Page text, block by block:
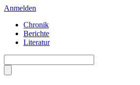
Anmelden
Chronik
Berichte
Literatur